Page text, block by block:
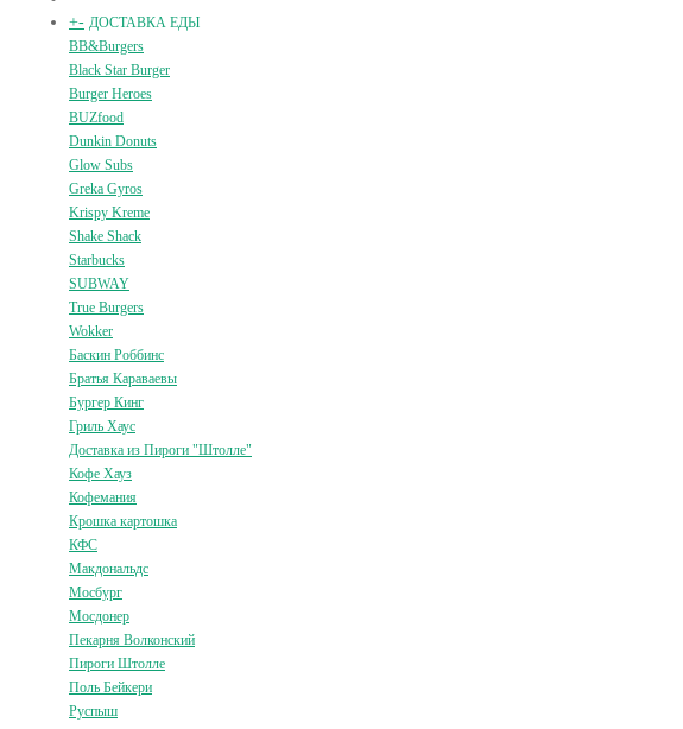
+- ДОСТАВКА ЕДЫ
BB&Burgers
Black Star Burger
Burger Heroes
BUZfood
Dunkin Donuts
Glow Subs
Greka Gyros
Krispy Kreme
Shake Shack
Starbucks
SUBWAY
True Burgers
Wokker
Баскин Роббинс
Братья Караваевы
Бургер Кинг
Гриль Хаус
Доставка из Пироги "Штолле"
Кофе Хауз
Кофемания
Крошка картошка
КФС
Макдональдс
Мосбург
Мосдонер
Пекарня Волконский
Пироги Штолле
Поль Бейкери
Руспыш